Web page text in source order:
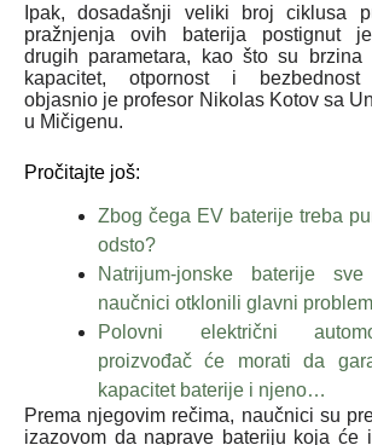
Ipak, dosadašnji veliki broj ciklusa
pražnjenja ovih baterija postignut
drugih parametara, kao što su brzina
kapacitet, otpornost i bezbednost
objasnio je profesor Nikolas Kotov sa
u Mičigenu.
Pročitajte još:
Zbog čega EV baterije treba
odsto?
Natrijum-jonske baterije
naučnici otklonili glavni problem
Polovni električni
proizvođač će morati da
kapacitet baterije i njeno…
Prema njegovim rečima, naučnici su
izazovom da naprave bateriju koja će